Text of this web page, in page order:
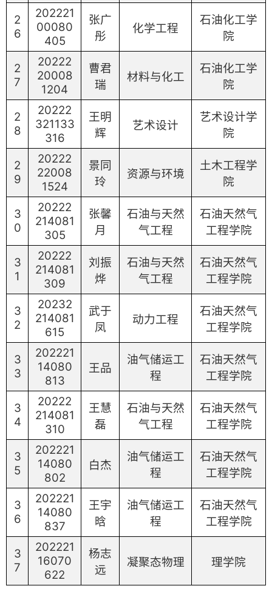
2
6
202221
00080
405
张广
彤
化学工程
石油化工学
院
2
7
20222
20008
1204
曹君
瑞
材料与化工
石油化工学
院
2
8
20222
321133
316
王明
辉
艺术设计
艺术设计学
院
2
9
20222
22008
1524
景同
玲
资源与环境
土木工程学
院
3
0
20222
214081
305
张馨
月
石油与天然
气工程
石油天然气
工程学院
3
1
20222
214081
309
刘振
烨
石油与天然
气工程
石油天然气
工程学院
3
2
20232
214081
615
武于
凤
动力工程
石油天然气
工程学院
3
3
202221
14080
813
王品
油气储运工
程
石油天然气
工程学院
3
4
20222
214081
310
王慧
磊
石油与天然
气工程
石油天然气
工程学院
3
5
202221
14080
802
白杰
油气储运工
程
石油天然气
工程学院
3
6
202221
14080
837
王宇
晗
油气储运工
程
石油天然气
工程学院
3
7
202221
16070
622
杨志
远
凝聚态物理 理学院